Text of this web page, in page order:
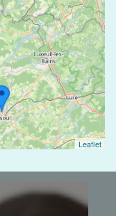
Leaflet